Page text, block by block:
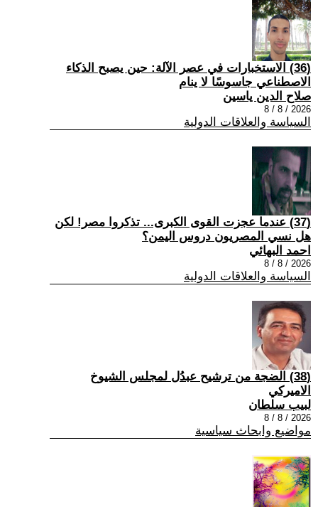
(36) الاستخبارات في عصر الآلة: حين يصبح الذكاء
الاصطناعي جاسوسًا لا ينام
صلاح الدين ياسين
2026 / 8 / 8
السياسة والعلاقات الدولية
(37) عندما عجزت القوى الكبرى... تذكروا مصر! لكن
هل نسي المصريون دروس اليمن؟
احمد البهائي
2026 / 8 / 8
السياسة والعلاقات الدولية
(38) الضجة من ترشيح عبدُل لمجلس الشيوخ
الاميركي
لبيب سلطان
2026 / 8 / 8
مواضيع وابحاث سياسية